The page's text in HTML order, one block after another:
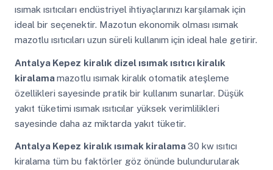
ısımak ısıtıcıları endüstriyel ihtiyaçlarınızı karşılamak için
ideal bir seçenektir. Mazotun ekonomik olması ısımak
mazotlu ısıtıcıları uzun süreli kullanım için ideal hale getirir.
Antalya Kepez kiralık dizel ısımak ısıtıcı kiralık
kiralamamazotlu ısımak kiralık otomatik ateşleme
özellikleri sayesinde pratik bir kullanım sunarlar. Düşük
yakıt tüketimi ısımak ısıtıcılar yüksek verimlilikleri
sayesinde daha az miktarda yakıt tüketir.
Antalya Kepez kiralık ısımak kiralama30 kw ısıtıcı
kiralama tüm bu faktörler göz önünde bulundurularak